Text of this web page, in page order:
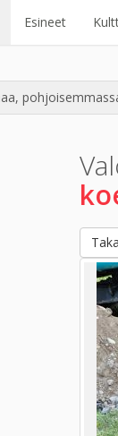
Esineet